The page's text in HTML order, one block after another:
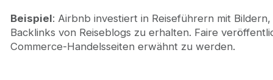
Beispiel: Airbnb investiert in Reiseführern mit
Backlinks von Reiseblogs zu erhalten. Faire
Commerce-Handelsseiten erwähnt zu werden.